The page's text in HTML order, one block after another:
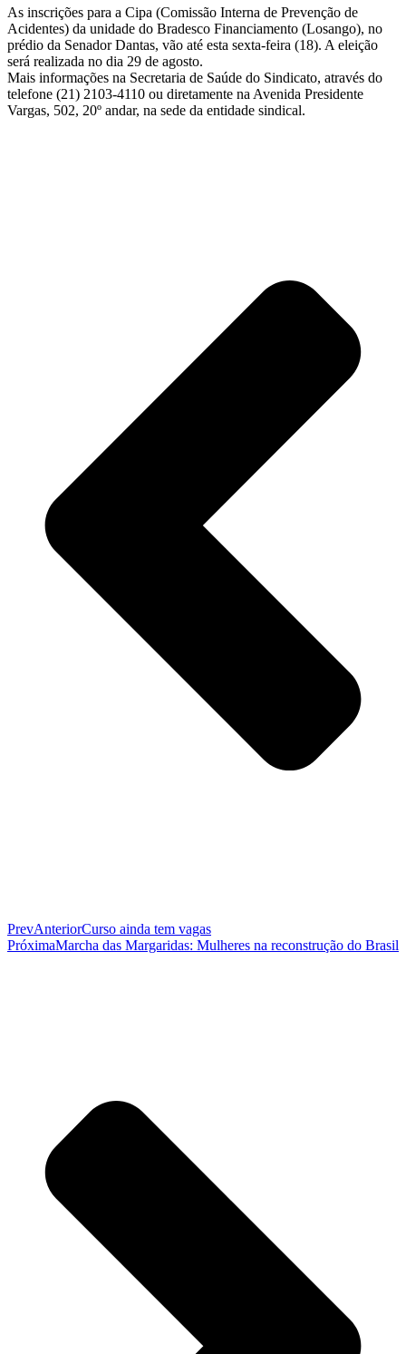
As inscrições para a Cipa (Comissão Interna de Prevenção de
Acidentes) da unidade do Bradesco Financiamento (Losango), no
prédio da Senador Dantas, vão até esta sexta-feira (18). A eleição
será realizada no dia 29 de agosto.
Mais informações na Secretaria de Saúde do Sindicato, através do
telefone (21) 2103-4110 ou diretamente na Avenida Presidente
Vargas, 502, 20º andar, na sede da entidade sindical.
PrevAnteriorCurso ainda tem vagas
PróximaMarcha das Margaridas: Mulheres na reconstrução do Brasil